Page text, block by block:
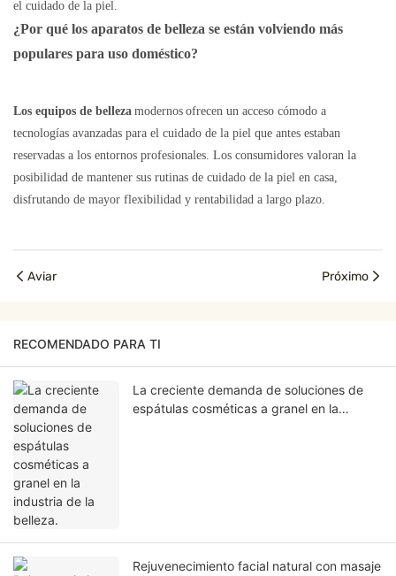
el cuidado de la piel.
¿Por qué los aparatos de belleza se están volviendo más
populares para uso doméstico?
Los equipos de belleza modernos ofrecen un acceso cómodo a
tecnologías avanzadas para el cuidado de la piel que antes estaban
reservadas a los entornos profesionales. Los consumidores valoran la
posibilidad de mantener sus rutinas de cuidado de la piel en casa,
disfrutando de mayor flexibilidad y rentabilidad a largo plazo.
Aviar Próximo
RECOMENDADO PARA TI
La creciente demanda de soluciones de
espátulas cosméticas a granel en la
Rejuvenecimiento facial natural con masaje